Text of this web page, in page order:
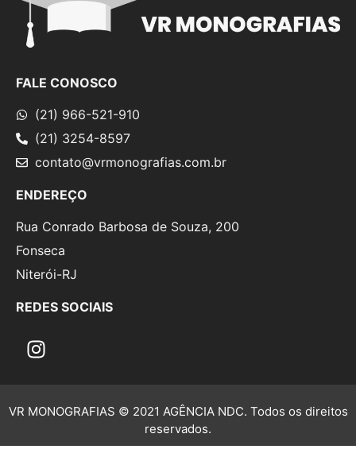
FALE CONOSCO
(21) 966-521-910
(21) 3254-8597
contato@vrmonografias.com.br
ENDEREÇO
Rua Conrado Barbosa de Souza, 200
Fonseca
Niterói-RJ
REDES SOCIAIS
VR MONOGRAFIAS © 2021 AGÊNCIA NDC. Todos os direitos
reservados.